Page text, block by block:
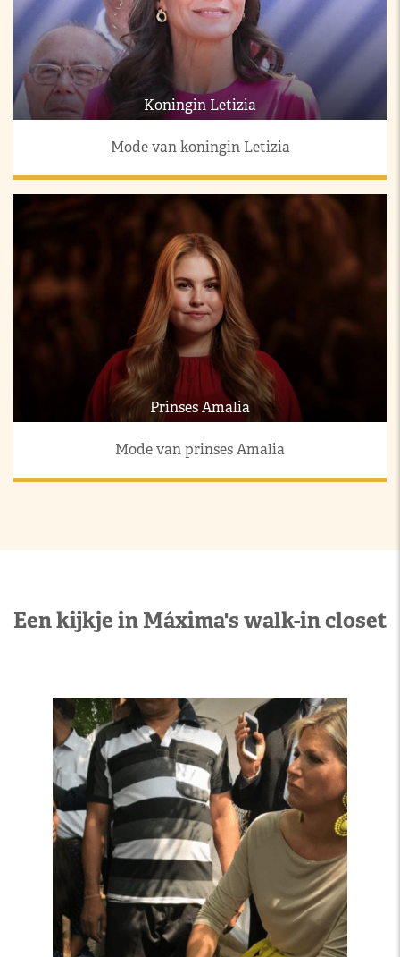
Koningin Letizia
Mode van koningin Letizia
Prinses Amalia
Mode van prinses Amalia
Een kijkje in Máxima's walk-in closet